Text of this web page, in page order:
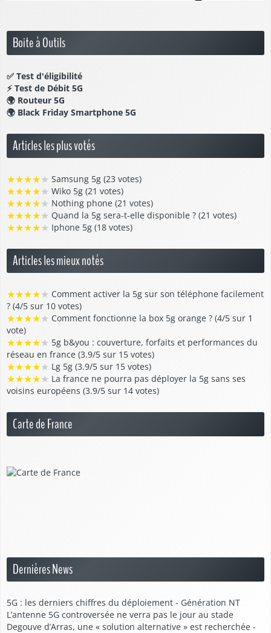
Boite à Outils
✅ Test d'éligibilité
⚡ Test de Débit 5G
🌍 Routeur 5G
🌍 Black Friday Smartphone 5G
Articles les plus votés
★★★★★ Samsung 5g (23 votes)
★★★★★ Wiko 5g (21 votes)
★★★★★ Nothing phone (21 votes)
★★★★★ Quand la 5g sera-t-elle disponible ? (21 votes)
★★★★★ Iphone 5g (18 votes)
Articles les mieux notés
★★★★★ Comment activer la 5g sur son téléphone facilement
? (4/5 sur 10 votes)
★★★★★ Comment fonctionne la box 5g orange ? (4/5 sur 1
vote)
★★★★★ 5g b&you : couverture, forfaits et performances du
réseau en france (3.9/5 sur 15 votes)
★★★★★ Lg 5g (3.9/5 sur 15 votes)
★★★★★ La france ne pourra pas déployer la 5g sans ses
voisins européens (3.9/5 sur 14 votes)
Carte de France
Dernières News
5G : les derniers chiffres du déploiement - Génération NT
L’antenne 5G controversée ne verra pas le jour au stade
Degouve d’Arras, une « solution alternative » est recherchée -